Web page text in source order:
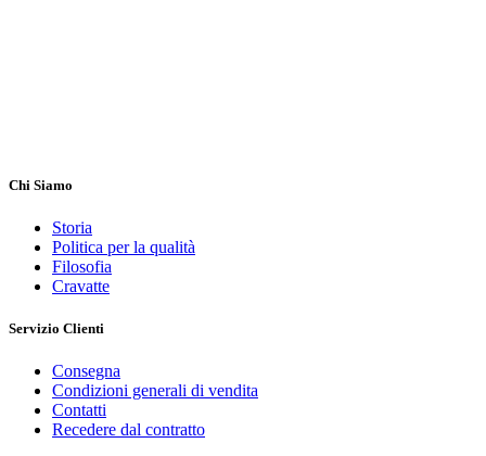
Chi Siamo
Storia
Politica per la qualità
Filosofia
Cravatte
Servizio Clienti
Consegna
Condizioni generali di vendita
Contatti
Recedere dal contratto